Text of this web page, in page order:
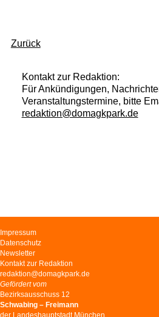
Zurück
Kontakt zur Redaktion:
Für Ankündigungen,
Veranstaltungstermine, bitte
redaktion@domagkpark.de
Navigation
überspringen
Impressum
Datenschutz
Newsletter
Kontakt zur Redaktion
redaktion@domagkpark.de
Gefördert vom
Bezirksausschuss 12
Schwabing – Freimann
der Landeshauptstadt München